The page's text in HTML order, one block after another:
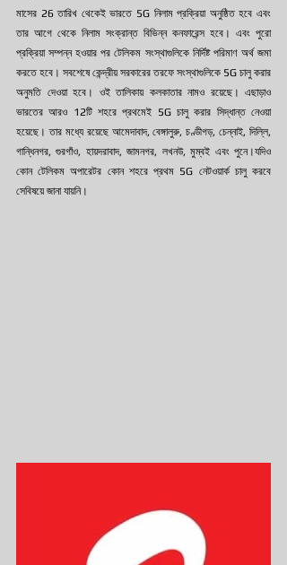
মাসের 26 তারিখ থেকেই ভারতে 5G নিলাম প্রক্রিয়া অনুষ্ঠিত হবে এবং
তার আগে থেকে নিলাম সংক্রান্ত বিভিন্ন কনফারেন্স হবে। এবং পুরো
প্রক্রিয়া সম্পন্ন হওয়ার পর টেলিকম সংস্থাগুলিকে নির্দিষ্ট পরিমাণ অর্থ জমা
করতে হবে। সবশেষে কেন্দ্রীয় সরকারের তরফে সংস্থাগুলিকে 5G চালু করার
অনুমতি দেওয়া হবে। ওই তালিকায় কলকাতার নামও রয়েছে। এছাড়াও
ভারতের আরও 12টি শহরে প্রথমেই 5G চালু করার সিদ্ধান্ত নেওয়া
হয়েছে। তার মধ্যে রয়েছে আমেদাবাদ, বেঙ্গালুরু, চণ্ডীগড়, চেন্নাই, দিল্লি,
গান্ধিনগর, গুরগাঁও, হায়দরাবাদ, জামনগর, লখনউ, মুম্বই এবং পুনে।যদিও
কোন টেলিকম অপারেটর কোন শহরে প্রথম 5G নেটওয়ার্ক চালু করবে
সেবিষয়ে জানা যায়নি।